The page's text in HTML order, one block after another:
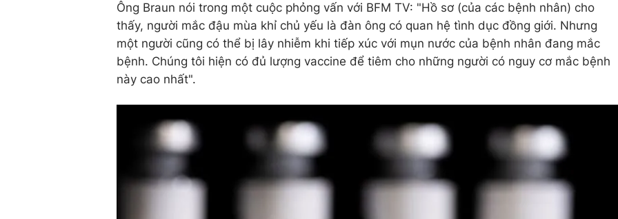
Ông Braun nói trong một cuộc phỏng vấn với BFM TV: "Hồ sơ (của các bệnh nhân) cho
thấy, người mắc đậu mùa khỉ chủ yếu là đàn ông có quan hệ tình dục đồng giới. Nhưng
một người cũng có thể bị lây nhiễm khi tiếp xúc với mụn nước của bệnh nhân đang mắc
bệnh. Chúng tôi hiện có đủ lượng vaccine để tiêm cho những người có nguy cơ mắc bệnh
này cao nhất".